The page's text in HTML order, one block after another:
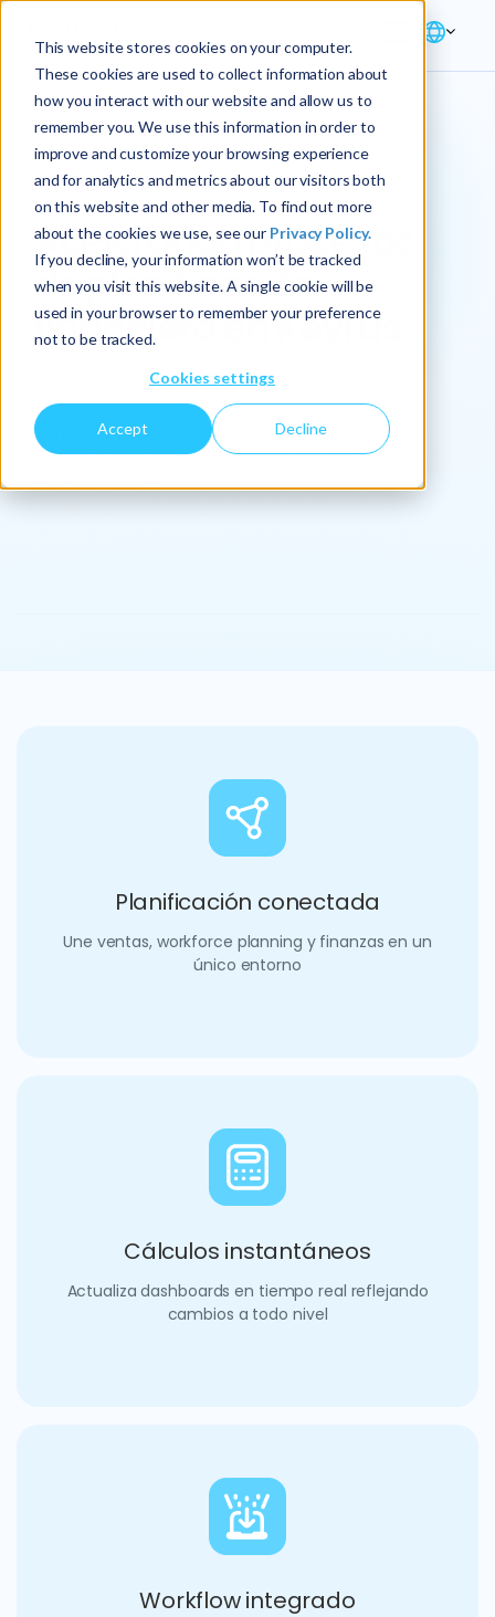
This website stores cookies on your computer.
These cookies are used to collect information about
how you interact with our website and allow us to
remember you. We use this information in order to
improve and customize your browsing experience
and for analytics and metrics about our visitors both
on this website and other media. To find out more
about the cookies we use, see our Privacy Policy.
If you decline, your information won’t be tracked
when you visit this website. A single cookie will be
used in your browser to remember your preference
not to be tracked.
Cookies settings
Accept Decline
Demo
Acelerando procesos
de planificación
financiera en Keyrus
Conoce la solución FP&A de Anaplan integrando
estimación de ingresos, iniciativas estratégicas y
Planificación conectada
Une ventas, workforce planning y finanzas en un
único entorno
Cálculos instantáneos
Actualiza dashboards en tiempo real reflejando
cambios a todo nivel
Workflow integrado